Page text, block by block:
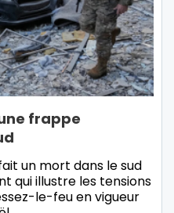
frappe
un mort dans le sud
qui illustre les tensions
le-feu en vigueur